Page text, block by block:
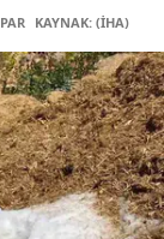
KAYNAK: (İHA)